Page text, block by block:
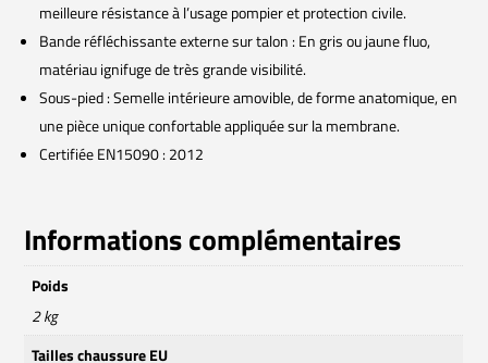
meilleure résistance à l’usage pompier et protection civile.
Bande réfléchissante externe sur talon : En gris ou jaune fluo,
matériau ignifuge de très grande visibilité.
Sous-pied : Semelle intérieure amovible, de forme anatomique, en
une pièce unique confortable appliquée sur la membrane.
Certifiée EN15090 : 2012
Informations complémentaires
Poids
2 kg
Tailles chaussure EU